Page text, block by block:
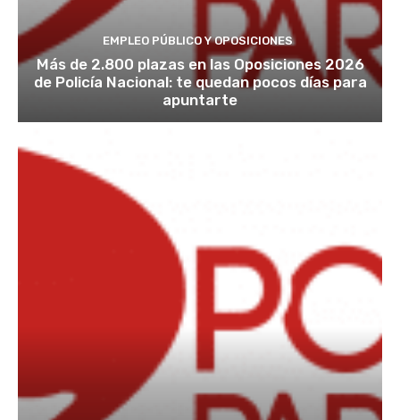
EMPLEO PÚBLICO Y OPOSICIONES
Más de 2.800 plazas en las Oposiciones 2026
de Policía Nacional: te quedan pocos días para
apuntarte